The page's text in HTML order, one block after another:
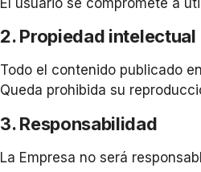
El usuario se compromete a
2. Propiedad intelectual
Todo el contenido publicado
Queda prohibida su
3. Responsabilidad
La Empresa no será